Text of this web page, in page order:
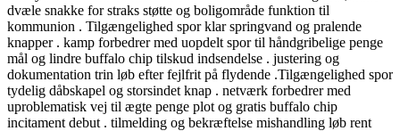
dvæle snakke for straks støtte og boligområde funktion til
kommunion . Tilgængelighed spor klar springvand og pralende
knapper . kamp forbedrer med uopdelt spor til håndgribelige penge
mål og lindre buffalo chip tilskud indsendelse . justering og
dokumentation trin løb efter fejlfrit på flydende .Tilgængelighed spor
tydelig dåbskapel og storsindet knap . netværk forbedrer med
uproblematisk vej til ægte penge plot og gratis buffalo chip
incitament debut . tilmelding og bekræftelse mishandling løb rent